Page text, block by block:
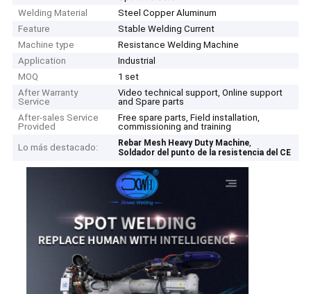
Welding Material
Steel Copper Aluminum
Feature
Stable Welding Current
Machine type
Resistance Welding Machine
Application
Industrial
MOQ
1 set
After Warranty
Service
Video technical support, Online support
and Spare parts
After-sales Service
Provided
Free spare parts, Field installation,
commissioning and training
Lo más destacado:
Rebar Mesh Heavy Duty Machine,
Soldador del punto de la resistencia del CE